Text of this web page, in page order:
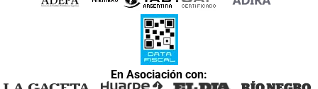
En Asociación con: